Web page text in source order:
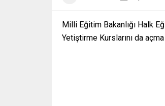
Milli Eğitim Bakanlığı Halk
Yetiştirme Kurslarını da açma